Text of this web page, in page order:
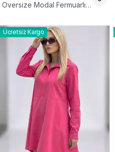
Oversize Modal Fermuarlı
Ücretsiz Kargo